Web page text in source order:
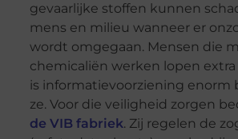
gevaarlijke stoffen kunnen
mens en milieu wanneer er
wordt omgegaan. Mensen die
chemicaliën werken lopen extra
is informatievoorziening enorm
ze. Voor die veiligheid zorgen
de VIB fabriek. Zij regelen de